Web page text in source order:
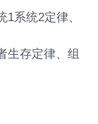
系统2定律、
生存定律、组